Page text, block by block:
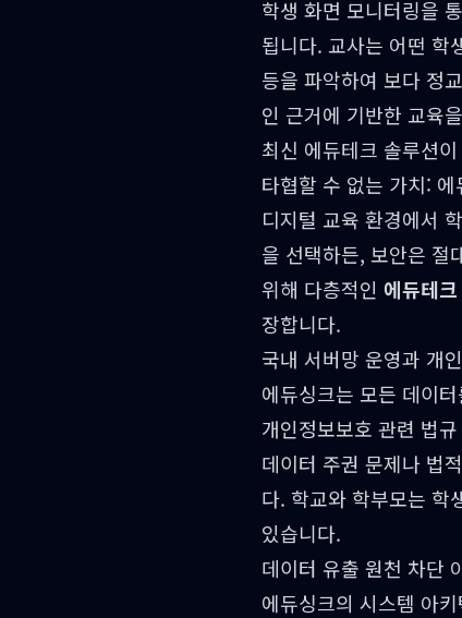
학생 화면 모니터링을
됩니다. 교사는 어떤 학
등을 파악하여 보다 정
인 근거에 기반한 교육
최신 에듀테크 솔루션
타협할 수 없는 가치:
디지털 교육 환경에서
을 선택하든, 보안은 절
위해 다층적인 에듀테
장합니다.
국내 서버망 운영과 개
에듀싱크는 모든 데이
개인정보보호 관련 법
데이터 주권 문제나 법
다. 학교와 학부모는 학
있습니다.
데이터 유출 원천 차단
에듀싱크의 시스템 아